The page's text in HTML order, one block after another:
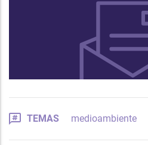
TEMAS medioambiente